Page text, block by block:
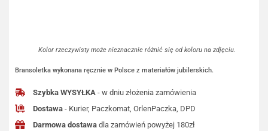
Kolor rzeczywisty może nieznacznie różnić się od koloru na zdjęciu.
Bransoletka wykonana ręcznie w Polsce z materiałów jubilerskich.
Szybka WYSYŁKA - w dniu złożenia zamówienia
Dostawa - Kurier, Paczkomat, OrlenPaczka, DPD
Darmowa dostawa dla zamówień powyżej 180zł